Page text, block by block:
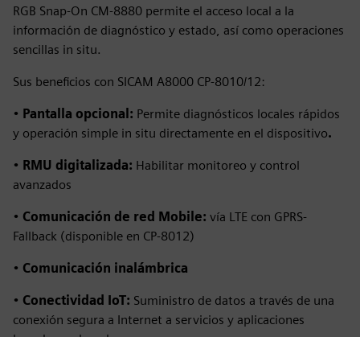
RGB Snap‑On CM‑8880 permite el acceso local a la
información de diagnóstico y estado, así como operaciones
sencillas in situ.
Sus beneficios con SICAM A8000 CP-8010/12:
• Pantalla opcional: Permite diagnósticos locales rápidos
y operación simple in situ directamente en el dispositivo.
• RMU digitalizada: Habilitar monitoreo y control
avanzados
• Comunicación de red Mobile: vía LTE con GPRS-
Fallback (disponible en CP-8012)
• Comunicación inalámbrica
• Conectividad IoT: Suministro de datos a través de una
conexión segura a Internet a servicios y aplicaciones